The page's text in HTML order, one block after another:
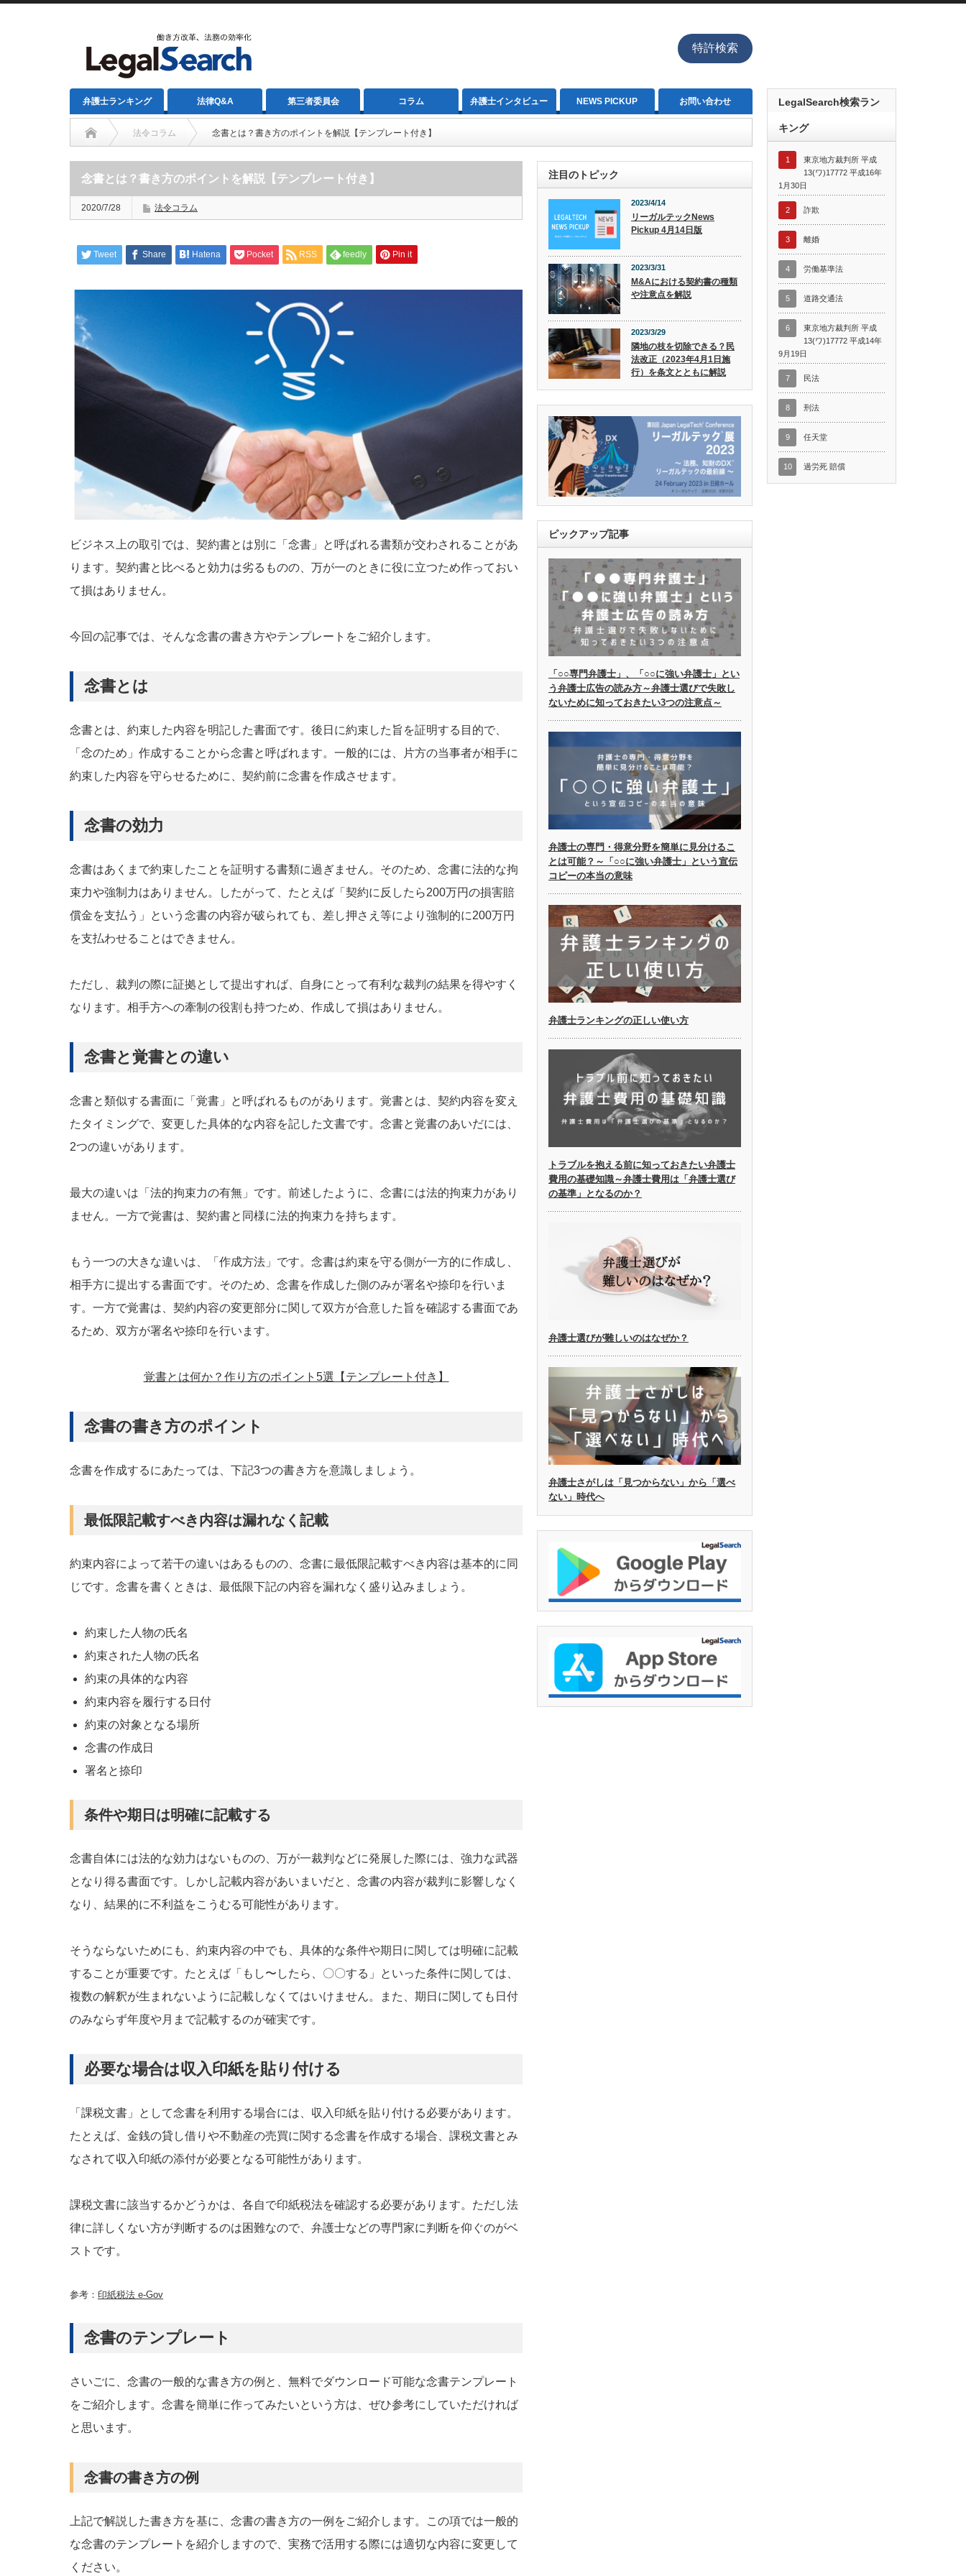
特許検索
弁護士ランキング 法律Q&A 第三者委員会 コラム 弁護士インタビュー NEWS PICKUP お問い合わせ
法令コラム 念書とは？書き方のポイントを解説【テンプレート付き】
念書とは？書き方のポイントを解説【テンプレート付き】
2020/7/28 法令コラム
Tweet Share Hatena Pocket RSS feedly Pin it
ビジネス上の取引では、契約書とは別に「念書」と呼ばれる書類が交わされることがあ
ります。契約書と比べると効力は劣るものの、万が一のときに役に立つため作っておい
て損はありません。
今回の記事では、そんな念書の書き方やテンプレートをご紹介します。
念書とは
念書とは、約束した内容を明記した書面です。後日に約束した旨を証明する目的で、
「念のため」作成することから念書と呼ばれます。一般的には、片方の当事者が相手に
約束した内容を守らせるために、契約前に念書を作成させます。
念書の効力
念書はあくまで約束したことを証明する書類に過ぎません。そのため、念書に法的な拘
束力や強制力はありません。したがって、たとえば「契約に反したら200万円の損害賠
償金を支払う」という念書の内容が破られても、差し押さえ等により強制的に200万円
を支払わせることはできません。
ただし、裁判の際に証拠として提出すれば、自身にとって有利な裁判の結果を得やすく
なります。相手方への牽制の役割も持つため、作成して損はありません。
念書と覚書との違い
念書と類似する書面に「覚書」と呼ばれるものがあります。覚書とは、契約内容を変え
たタイミングで、変更した具体的な内容を記した文書です。念書と覚書のあいだには、
2つの違いがあります。
最大の違いは「法的拘束力の有無」です。前述したように、念書には法的拘束力があり
ません。一方で覚書は、契約書と同様に法的拘束力を持ちます。
もう一つの大きな違いは、「作成方法」です。念書は約束を守る側が一方的に作成し、
相手方に提出する書面です。そのため、念書を作成した側のみが署名や捺印を行いま
す。一方で覚書は、契約内容の変更部分に関して双方が合意した旨を確認する書面であ
るため、双方が署名や捺印を行います。
覚書とは何か？作り方のポイント5選【テンプレート付き】
念書の書き方のポイント
念書を作成するにあたっては、下記3つの書き方を意識しましょう。
最低限記載すべき内容は漏れなく記載
約束内容によって若干の違いはあるものの、念書に最低限記載すべき内容は基本的に同
じです。念書を書くときは、最低限下記の内容を漏れなく盛り込みましょう。
約束した人物の氏名
約束された人物の氏名
約束の具体的な内容
約束内容を履行する日付
約束の対象となる場所
念書の作成日
署名と捺印
条件や期日は明確に記載する
念書自体には法的な効力はないものの、万が一裁判などに発展した際には、強力な武器
となり得る書面です。しかし記載内容があいまいだと、念書の内容が裁判に影響しなく
なり、結果的に不利益をこうむる可能性があります。
そうならないためにも、約束内容の中でも、具体的な条件や期日に関しては明確に記載
することが重要です。たとえば「もし〜したら、〇〇する」といった条件に関しては、
複数の解釈が生まれないように記載しなくてはいけません。また、期日に関しても日付
のみならず年度や月まで記載するのが確実です。
必要な場合は収入印紙を貼り付ける
「課税文書」として念書を利用する場合には、収入印紙を貼り付ける必要があります。
たとえば、金銭の貸し借りや不動産の売買に関する念書を作成する場合、課税文書とみ
なされて収入印紙の添付が必要となる可能性があります。
課税文書に該当するかどうかは、各自で印紙税法を確認する必要があります。ただし法
律に詳しくない方が判断するのは困難なので、弁護士などの専門家に判断を仰ぐのがベ
ストです。
参考： 印紙税法 e-Gov
念書のテンプレート
さいごに、念書の一般的な書き方の例と、無料でダウンロード可能な念書テンプレート
をご紹介します。念書を簡単に作ってみたいという方は、ぜひ参考にしていただければ
と思います。
念書の書き方の例
上記で解説した書き方を基に、念書の書き方の一例をご紹介します。この項では一般的
な念書のテンプレートを紹介しますので、実務で活用する際には適切な内容に変更して
ください。
注目のトピック
2023/4/14
リーガルテックNews
Pickup 4月14日版
2023/3/31
M&Aにおける契約書の種類
や注意点を解説
2023/3/29
隣地の枝を切除できる？民
法改正（2023年4月1日施
行）を条文とともに解説
ピックアップ記事
「○○専門弁護士」、「○○に強い弁護士」とい
う弁護士広告の読み方～弁護士選びで失敗し
ないために知っておきたい3つの注意点～
弁護士の専門・得意分野を簡単に見分けるこ
とは可能？～「○○に強い弁護士」という宣伝
コピーの本当の意味
弁護士ランキングの正しい使い方
トラブルを抱える前に知っておきたい弁護士
費用の基礎知識～弁護士費用は「弁護士選び
の基準」となるのか？
弁護士選びが難しいのはなぜか？
弁護士さがしは「見つからない」から「選べ
ない」時代へ
LegalSearch検索ラン
キング
1
東京地方裁判所 平成
13(ワ)17772 平成16年
1月30日
2 詐欺
3 離婚
4 労働基準法
5 道路交通法
6
東京地方裁判所 平成
13(ワ)17772 平成14年
9月19日
7 民法
8 刑法
9 任天堂
10 過労死 賠償